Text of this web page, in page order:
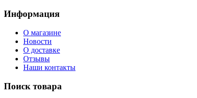
Информация
О магазине
Новости
О доставке
Отзывы
Наши контакты
Поиск товара